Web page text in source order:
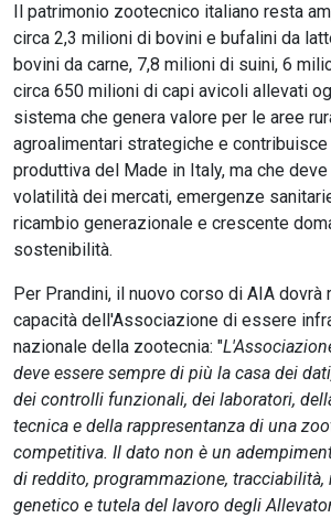
Il patrimonio zootecnico italiano resta
circa 2,3 milioni di bovini e bufalini da
bovini da carne, 7,8 milioni di suini, 6
circa 650 milioni di capi avicoli allevati
sistema che genera valore per le aree
agroalimentari strategiche e
produttiva del Made in Italy, ma che
volatilità dei mercati, emergenze
ricambio generazionale e crescente
sostenibilità.
Per Prandini, il nuovo corso di AIA dovrà
capacità dell'Associazione di essere
nazionale della zootecnia: "
deve essere sempre di più la casa dei
dei controlli funzionali, dei laboratori,
tecnica e della rappresentanza di una
competitiva. Il dato non è un
di reddito, programmazione,
genetico e tutela del lavoro degli